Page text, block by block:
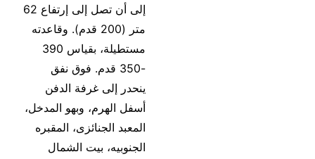
إلى أن تصل إلى إرتفاع 62
متر (200 قدم). وقاعدته
مستطيلة، بقياس 390
-350 قدم. فوق نفق
ينحدر إلى غرفة الدفن
أسفل الهرم، وبهو المدخل،
المعبد الجنائزى، المقبره
الجنوبيه، بيت الشمال